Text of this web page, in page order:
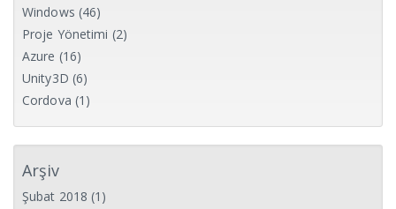
Windows (46)
Proje Yönetimi (2)
Azure (16)
Unity3D (6)
Cordova (1)
Arşiv
Şubat 2018 (1)